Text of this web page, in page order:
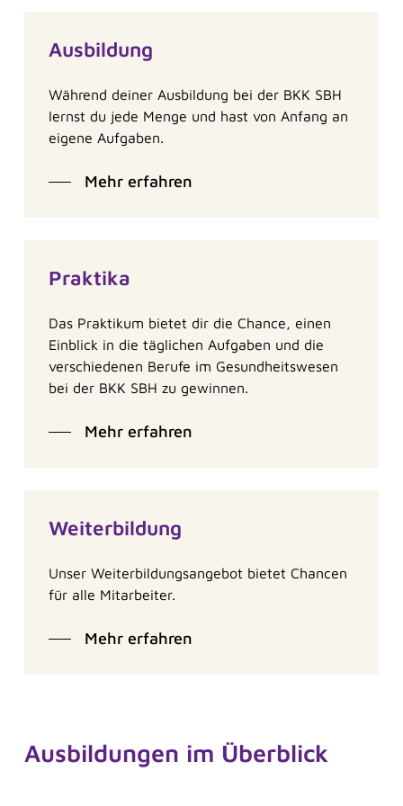
Ausbildung
Während deiner Ausbildung bei der BKK SBH
lernst du jede Menge und hast von Anfang an
eigene Aufgaben.
Mehr erfahren
Praktika
Das Praktikum bietet dir die Chance, einen
Einblick in die täglichen Aufgaben und die
verschiedenen Berufe im Gesundheitswesen
bei der BKK SBH zu gewinnen.
Mehr erfahren
Weiterbildung
Unser Weiterbildungsangebot bietet Chancen
für alle Mitarbeiter.
Mehr erfahren
Ausbildungen im Überblick